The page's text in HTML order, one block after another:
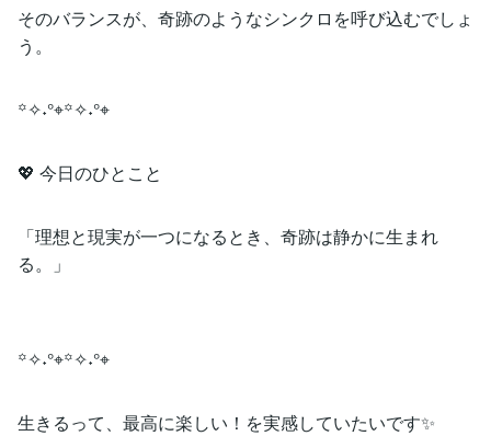
そのバランスが、奇跡のようなシンクロを呼び込むでしょ
う。
꙳✧˖°⌖꙳✧˖°⌖
💖 今日のひとこと
「理想と現実が一つになるとき、奇跡は静かに生まれ
る。」
꙳✧˖°⌖꙳✧˖°⌖
生きるって、最高に楽しい！を実感していたいです✨